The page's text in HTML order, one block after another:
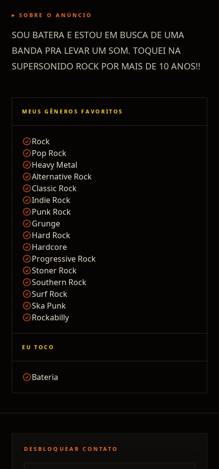
▸ SOBRE O ANÚNCIO
SOU BATERA E ESTOU EM BUSCA DE UMA
BANDA PRA LEVAR UM SOM. TOQUEI NA
SUPERSONIDO ROCK POR MAIS DE 10 ANOS!!
MEUS GÊNEROS FAVORITOS
Rock
Pop Rock
Heavy Metal
Alternative Rock
Classic Rock
Indie Rock
Punk Rock
Grunge
Hard Rock
Hardcore
Progressive Rock
Stoner Rock
Southern Rock
Surf Rock
Ska Punk
Rockabilly
EU TOCO
Bateria
DESBLOQUEAR CONTATO